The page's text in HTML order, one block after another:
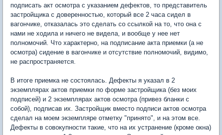
подписать акт осмотра с указанием дефектов, то представитель
застройщика с доверенностью, который все 2 часа сидел в
вагончике, отказалась это сделать со ссылкой на то, что она с
нами не ходила и ничего не видела, и вообще у нее нет
полномочий. Что характерно, на подписание акта приемки (а не
осмотра) сидение в вагончике и отсутствие полномочий, видимо,
не распространяется.
В итоге приемка не состоялась. Дефекты я указал в 2
экземплярах актов приемки по форме застройщика (без моих
подписей) и 2 экземплярах актов осмотра (привез бланки с
собой), подписав их. Застройщик вместо подписи актов осмотра
сделал на моем экземпляре отметку "принято", и на этом все.
Дефекты в совокупности такие, что на их устранение (кроме окна)